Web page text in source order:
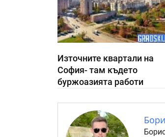
Източните квартали на
София- там където
буржоазията работи